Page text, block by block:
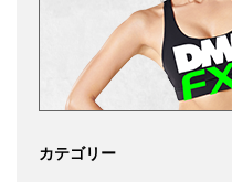
カテゴリー